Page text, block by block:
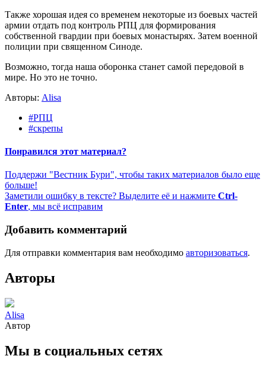
Также хорошая идея со временем некоторые из боевых частей
армии отдать под контроль РПЦ для формирования
собственной гвардии при боевых монастырях. Затем военной
полиции при священном Синоде.
Возможно, тогда наша оборонка станет самой передовой в
мире. Но это не точно.
Авторы: Alisa
#РПЦ
#скрепы
Понравился этот материал?
Поддержи "Вестник Бури", чтобы таких материалов было еще
больше!
Заметили ошибку в тексте? Выделите её и нажмите Ctrl-
Enter, мы всё исправим
Добавить комментарий
Для отправки комментария вам необходимо авторизоваться.
Авторы
Alisa
Автор
Мы в социальных сетях